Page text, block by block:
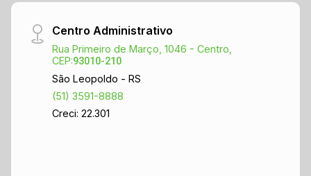
Centro Administrativo
Rua Primeiro de Março, 1046 - Centro,
CEP:93010-210
São Leopoldo - RS
(51) 3591-8888
Creci: 22.301